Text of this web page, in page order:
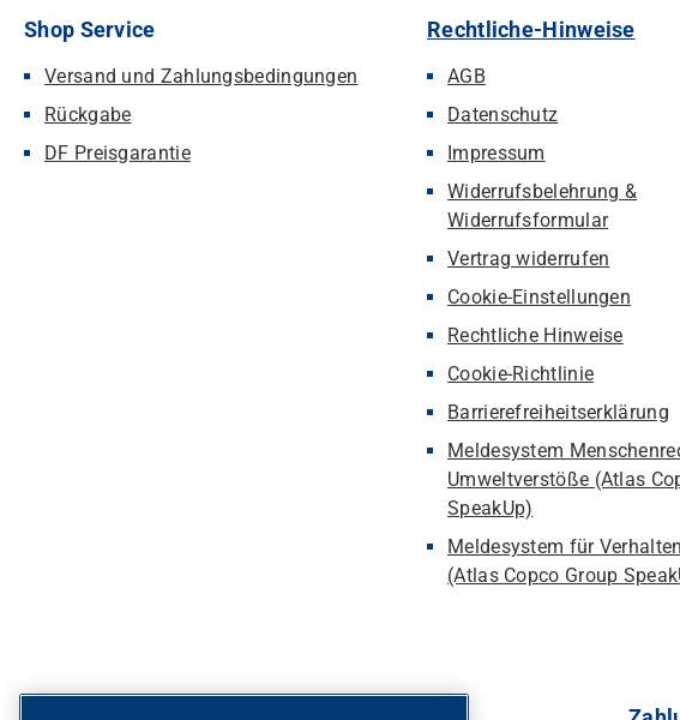
Shop Service
Versand und Zahlungsbedingungen
Rückgabe
DF Preisgarantie
Rechtliche-Hinweise
AGB
Datenschutz
Impressum
Widerrufsbelehrung &
Widerrufsformular
Vertrag widerrufen
Cookie-Einstellungen
Rechtliche Hinweise
Cookie-Richtlinie
Barrierefreiheitserklärung
Meldesystem
Umweltverstöße (Atlas
SpeakUp)
Meldesystem für
(Atlas Copco Group